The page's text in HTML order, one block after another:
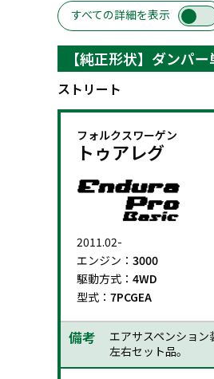
すべての詳細を表示
【純正形状】ダンパ
ストリート
フォルクスワーゲン
トゥアレグ
2011.02-
エンジン： 3000
駆動方式： 4WD
型式： 7PCGEA
備考
エアサスペンション
左右セット品。